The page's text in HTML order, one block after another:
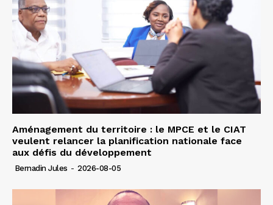
Aménagement du territoire : le MPCE et le CIAT
veulent relancer la planification nationale face
aux défis du développement
Bernadin Jules - 2026-08-05